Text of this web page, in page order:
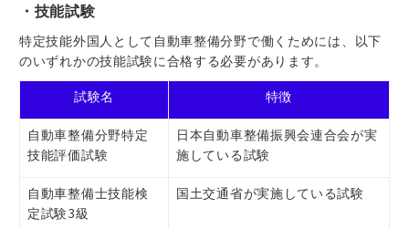
・技能試験
特定技能外国人として自動車整備分野で働くためには、以下
のいずれかの技能試験に合格する必要があります。
試験名 特徴
自動車整備分野特定
技能評価試験
日本自動車整備振興会連合会が実
施している試験
自動車整備士技能検
定試験3級
国土交通省が実施している試験